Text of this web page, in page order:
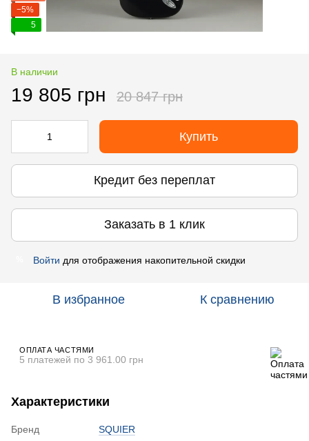
−5%
5
В наличии
19 805 грн 20 847 грн
Купить
Кредит без переплат
Заказать в 1 клик
Войти для отображения накопительной скидки
В избранное К сравнению
ОПЛАТА ЧАСТЯМИ
5 платежей по 3 961.00 грн
Характеристики
Бренд
SQUIER